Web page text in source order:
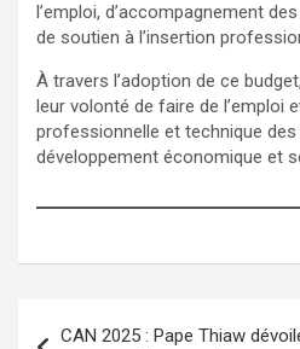
l’emploi, d’accompagnement
de soutien à l’insertion
À travers l’adoption de ce
leur volonté de faire de l’emploi
professionnelle et technique
développement économique et
CAN 2025 : Pape Thiaw